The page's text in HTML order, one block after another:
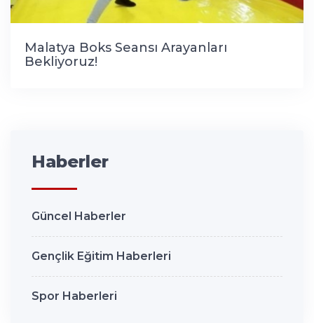
Malatya Boks Seansı Arayanları
Bekliyoruz!
Haberler
Güncel Haberler
Gençlik Eğitim Haberleri
Spor Haberleri